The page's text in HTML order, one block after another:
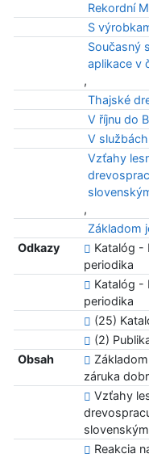
Rekordní
S
Současný
aplikace v
,
Thajské
V říjnu do
V
Vzťahy
,
Základom
Odkazy
Katalóg -
periodika
Katalóg -
periodika
(25)
(2)
Obsah
záruka
Vzťahy
Reakcia